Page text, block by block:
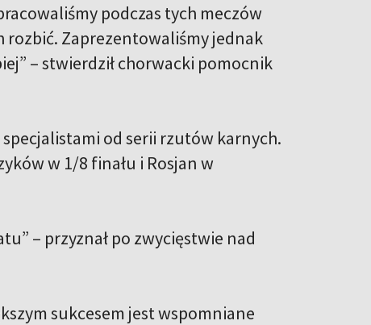
podczas tych meczów
rozbić. Zaprezentowaliśmy jednak
– stwierdził chorwacki pomocnik
od serii rzutów karnych.
w 1/8 finału i Rosjan w
– przyznał po zwycięstwie nad
sukcesem jest wspomniane